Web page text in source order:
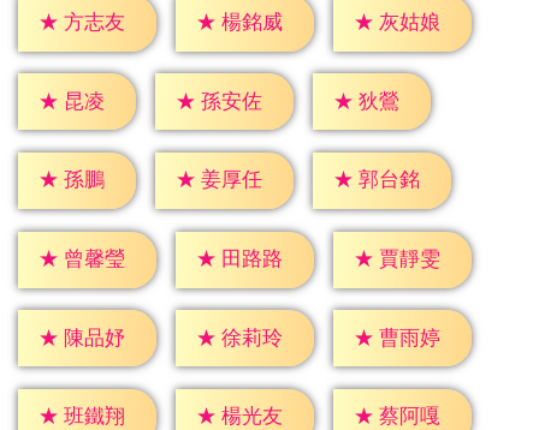
★ 方志友 ★ 楊銘威 ★ 灰姑娘
★ 昆凌 ★ 孫安佐 ★ 狄鶯
★ 孫鵬 ★ 姜厚任 ★ 郭台銘
★ 曾馨瑩 ★ 田路路 ★ 賈靜雯
★ 陳品妤 ★ 徐莉玲 ★ 曹雨婷
★ 班鐵翔 ★ 楊光友 ★ 蔡阿嘎